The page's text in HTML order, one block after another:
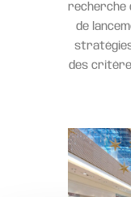
recherche
de
des